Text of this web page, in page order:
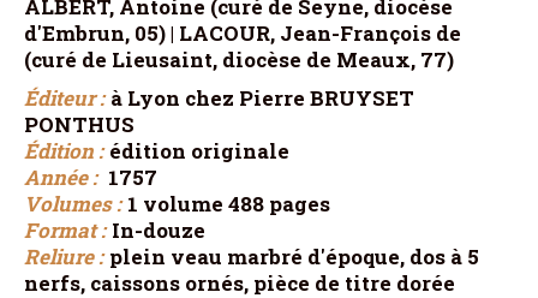
ALBERT, Antoine (curé de Seyne, diocèse
d'Embrun, 05) | LACOUR, Jean-François de
(curé de Lieusaint, diocèse de Meaux, 77)
Éditeur :à Lyon chez Pierre BRUYSET
PONTHUS
Édition :édition originale
Année :1757
Volumes :1 volume 488 pages
Format :In-douze
Reliure :plein veau marbré d'époque, dos à 5
nerfs, caissons ornés, pièce de titre dorée